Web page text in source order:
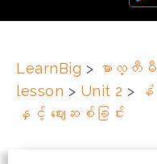
n
LearnBig > မာလ္တီ
lesson > Unit 2 >
နှင့် ဈေးဆစ်ခြင်း